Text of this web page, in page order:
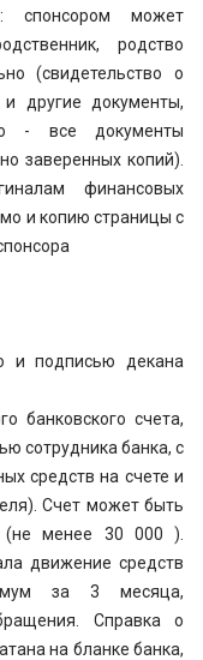
спонсором может
родство
(свидетельство о
другие документы,
- все документы
заверенных копий).
финансовых
и копию страницы с
и подписью декана
банковского счета,
сотрудника банка, с
средств на счете и
Счет может быть
менее 30 000 ).
движение средств
за 3 месяца,
Справка о
на бланке банка,